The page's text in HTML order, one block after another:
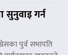
गर्न
पुर्व सभापति